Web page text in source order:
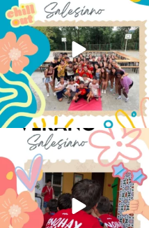
145 2
No hay verano sin que sea Salesiano ❤️
💫 en Luz 4
...
0